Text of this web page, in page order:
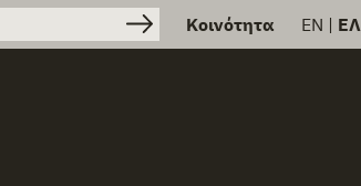
Κοινότητα EN | ΕΛ